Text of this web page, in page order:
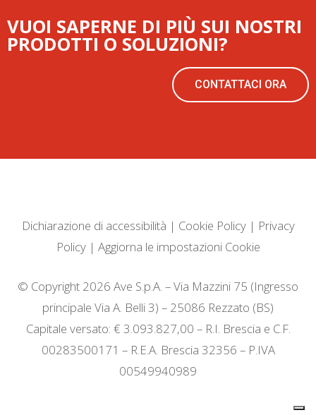
VUOI SAPERNE DI PIÙ SUI NOSTRI
PRODOTTI O SOLUZIONI?
CONTATTACI ORA
Dichiarazione di accessibilità | Cookie Policy| Privacy
Policy| Aggiorna le impostazioni Cookie
© Copyright 2026 Ave S.p.A. – Via Mazzini 75 (Ingresso
principale Via A. Belli 3) – 25086 Rezzato (BS)
Capitale versato: € 3.093.827,00 – R.I. Brescia e C.F.
00283500171 – R.E.A. Brescia 32356 – P.IVA
00549940989